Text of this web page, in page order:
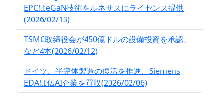
EPCはeGaN技術をルネサスにライセンス提供
(2026/02/13)
TSMC取締役会が450億ドルの設備投資を承認、
など4本(2026/02/12)
ドイツ、半導体製造の復活を推進、Siemens
EDAは仏AI企業を買収(2026/02/06)